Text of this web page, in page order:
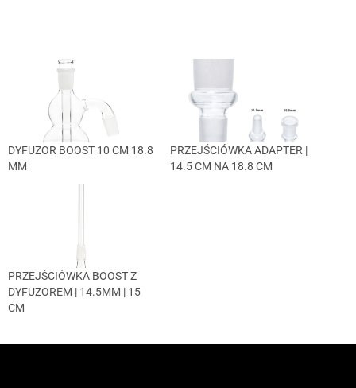
DYFUZOR BOOST 10 CM 18.8
MM
PRZEJŚCIÓWKA ADAPTER |
14.5 CM NA 18.8 CM
PRZEJŚCIÓWKA BOOST Z
DYFUZOREM | 14.5MM | 15
CM